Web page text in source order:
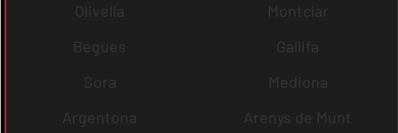
Olivella
Montclar
Begues
Gallifa
Sora
Mediona
Argentona
Arenys de Munt